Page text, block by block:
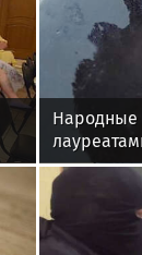
Народные